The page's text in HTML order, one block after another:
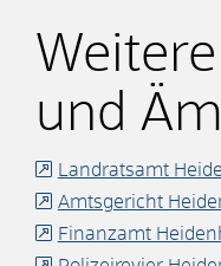
und
Landratsamt
Amtsgericht
Finanzamt